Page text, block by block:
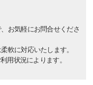
お気軽にお問合せくださ
軟に対応いたします。
用状況によります。